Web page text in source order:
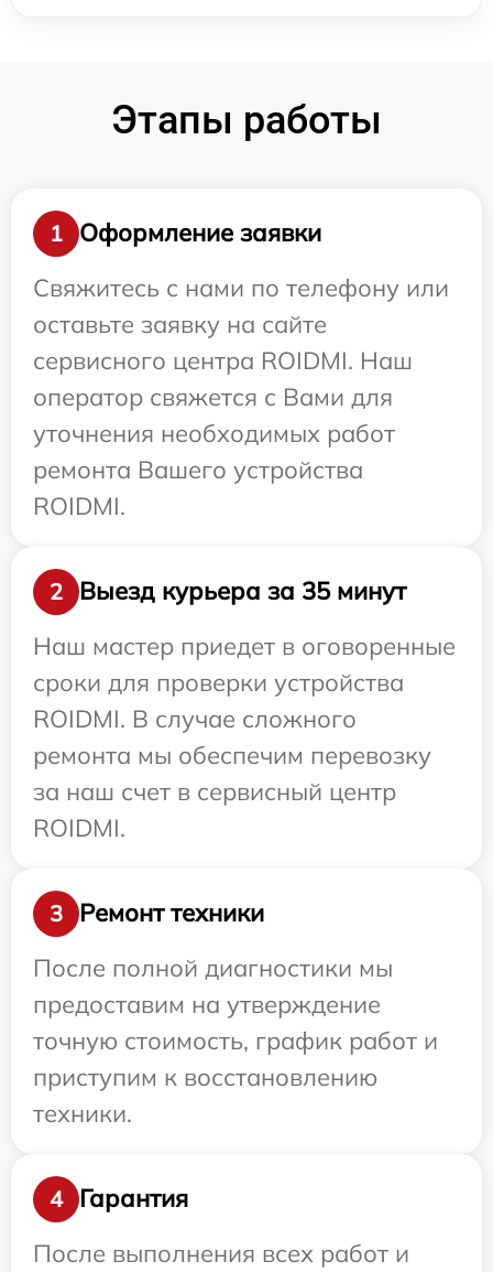
Этапы работы
1
Оформление заявки
Свяжитесь с нами по телефону или
оставьте заявку на сайте
сервисного центра ROIDMI. Наш
оператор свяжется с Вами для
уточнения необходимых работ
ремонта Вашего устройства
ROIDMI.
2
Выезд курьера за 35 минут
Наш мастер приедет в оговоренные
сроки для проверки устройства
ROIDMI. В случае сложного
ремонта мы обеспечим перевозку
за наш счет в сервисный центр
ROIDMI.
3
Ремонт техники
После полной диагностики мы
предоставим на утверждение
точную стоимость, график работ и
приступим к восстановлению
техники.
4
Гарантия
После выполнения всех работ и